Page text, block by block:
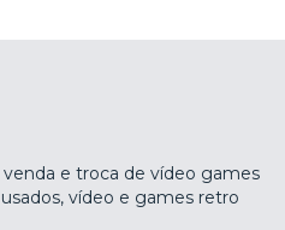
e troca de vídeo games
vídeo e games retro